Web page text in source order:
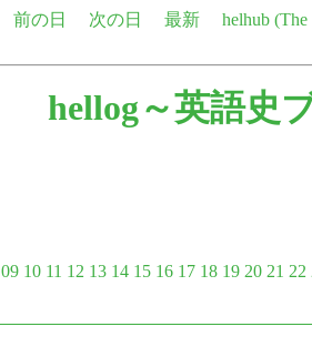
前の日 次の日 最新
helhub
hellog～英語史
09 10 11 12 13 14 15 16 17 18 19 20 21 22